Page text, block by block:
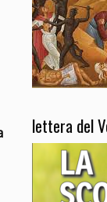
lettera del